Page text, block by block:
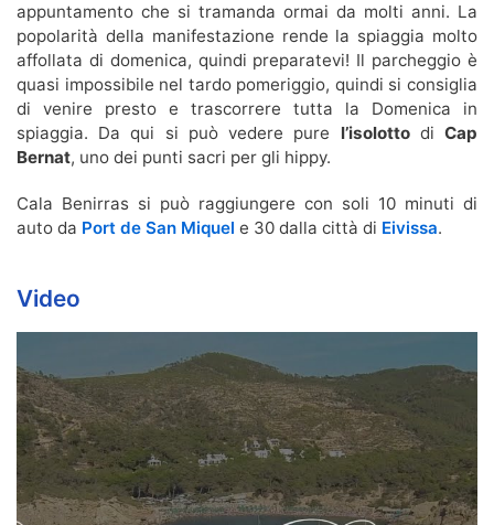
appuntamento che si tramanda ormai da molti anni. La
popolarità della manifestazione rende la spiaggia molto
affollata di domenica, quindi preparatevi! Il parcheggio è
quasi impossibile nel tardo pomeriggio, quindi si consiglia
di venire presto e trascorrere tutta la Domenica in
spiaggia. Da qui si può vedere pure l’isolottodiCap
Bernat, uno dei punti sacri per gli hippy.
Cala Benirras si può raggiungere con soli 10 minuti di
auto da Port de San Miquel e 30 dalla città di Eivissa.
Video